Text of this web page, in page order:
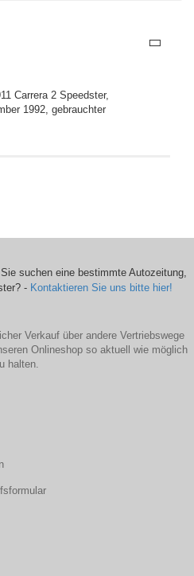
Carrera 2 Speedster,
1992, gebrauchter
suchen eine bestimmte Autozeitung,
- Kontaktieren Sie uns bitte hier!
Verkauf über andere Vertriebswege
Onlineshop so aktuell wie möglich
halten.